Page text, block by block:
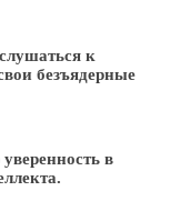
к
безъядерные
в